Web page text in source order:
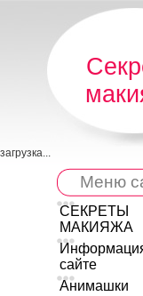
загрузка...
Меню
СЕКРЕТЫ
МАКИЯЖА
сайте
Анимашки